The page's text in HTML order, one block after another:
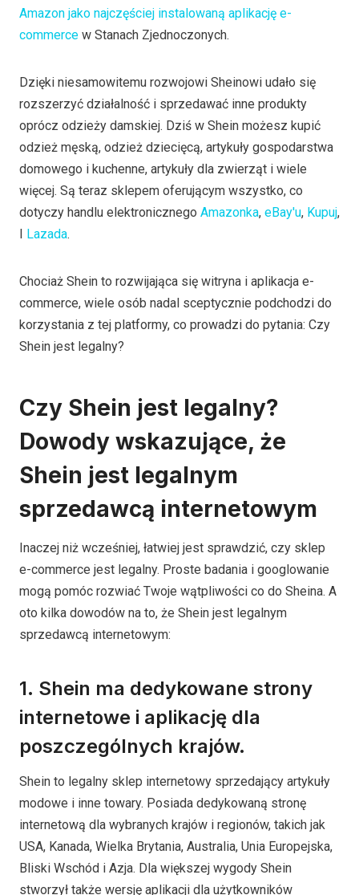
Amazon jako najczęściej instalowaną aplikację e-
commerce w Stanach Zjednoczonych.
Dzięki niesamowitemu rozwojowi Sheinowi udało się
rozszerzyć działalność i sprzedawać inne produkty
oprócz odzieży damskiej. Dziś w Shein możesz kupić
odzież męską, odzież dziecięcą, artykuły gospodarstwa
domowego i kuchenne, artykuły dla zwierząt i wiele
więcej. Są teraz sklepem oferującym wszystko, co
dotyczy handlu elektronicznego Amazonka, eBay'u, Kupuj,
I Lazada.
Chociaż Shein to rozwijająca się witryna i aplikacja e-
commerce, wiele osób nadal sceptycznie podchodzi do
korzystania z tej platformy, co prowadzi do pytania: Czy
Shein jest legalny?
Czy Shein jest legalny?
Dowody wskazujące, że
Shein jest legalnym
sprzedawcą internetowym
Inaczej niż wcześniej, łatwiej jest sprawdzić, czy sklep
e-commerce jest legalny. Proste badania i googlowanie
mogą pomóc rozwiać Twoje wątpliwości co do Sheina. A
oto kilka dowodów na to, że Shein jest legalnym
sprzedawcą internetowym:
1. Shein ma dedykowane strony
internetowe i aplikację dla
poszczególnych krajów.
Shein to legalny sklep internetowy sprzedający artykuły
modowe i inne towary. Posiada dedykowaną stronę
internetową dla wybranych krajów i regionów, takich jak
USA, Kanada, Wielka Brytania, Australia, Unia Europejska,
Bliski Wschód i Azja. Dla większej wygody Shein
stworzył także wersję aplikacji dla użytkowników